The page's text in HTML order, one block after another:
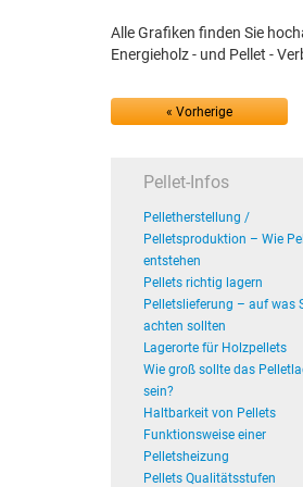
Alle Grafiken finden Sie
Energieholz - und Pellet -
« Vorherige
Pellet-Infos
Pelletherstellung /
Pelletsproduktion – Wie
entstehen
Pellets richtig lagern
Pelletslieferung – auf was
achten sollten
Lagerorte für Holzpellets
Wie groß sollte das
sein?
Haltbarkeit von Pellets
Funktionsweise einer
Pelletsheizung
Pellets Qualitätsstufen